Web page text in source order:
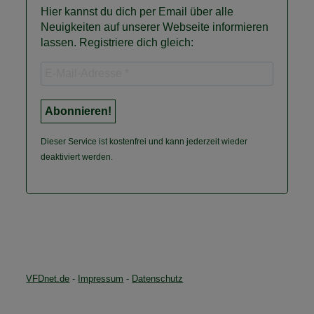
Hier kannst du dich per Email über alle
Neuigkeiten auf unserer Webseite informieren
lassen. Registriere dich gleich:
Dieser Service ist kostenfrei und kann jederzeit wieder
deaktiviert werden.
VFDnet.de - Impressum - Datenschutz